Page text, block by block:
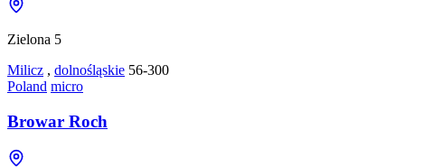
Zielona 5
Milicz , dolnośląskie 56-300
Poland micro
Browar Roch